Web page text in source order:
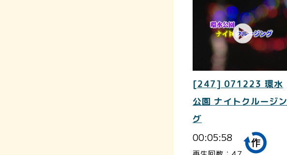
[247] 071223 環水
公園 ナイトクルージン
グ
00:05:58